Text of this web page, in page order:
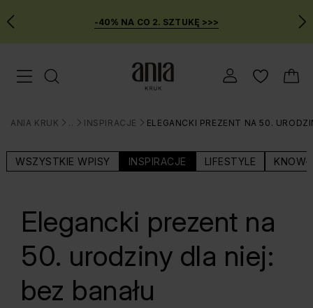
Przejdź
do
MENU
-40% NA CO 2. SZTUKĘ >>>
Menu mobilne
ANIA KRUK
>
BLOG
>
INSPIRACJE
>
ELEGANCKI PREZENT NA 50.
WSZYSTKIE WPISY INSPIRACJE LIFESTYLE KNOW-
Elegancki prezent na
50. urodziny dla niej:
bez banału